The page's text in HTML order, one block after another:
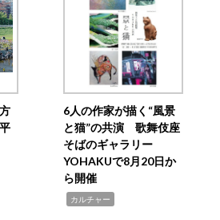
6人の作家が描く“風景
と猫”の共演 歌舞伎座
そばのギャラリー
YOHAKUで8月20日か
ら開催
カルチャー